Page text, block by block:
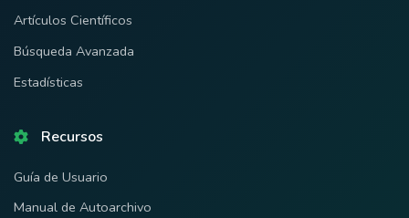
Artículos Científicos
Búsqueda Avanzada
Estadísticas
Recursos
Guía de Usuario
Manual de Autoarchivo